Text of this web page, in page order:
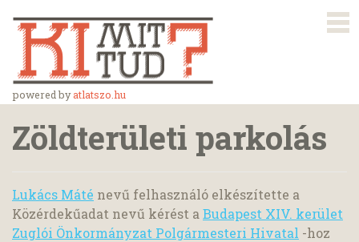
powered byatlatszo.hu
Zöldterületi parkolás
Lukács Máté nevű felhasználó elkészítette a
Közérdekűadat nevű kérést a Budapest XIV. kerület
Zuglói Önkormányzat Polgármesteri Hivatal -hoz